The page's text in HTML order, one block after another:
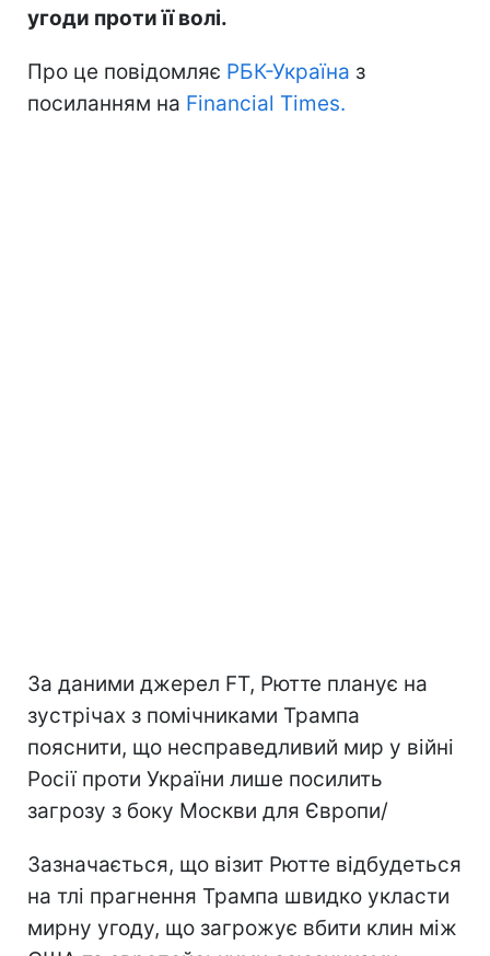
угоди проти її волі.
Про це повідомляє РБК-Україна з
посиланням на Financial Times.
За даними джерел FT, Рютте планує на
зустрічах з помічниками Трампа
пояснити, що несправедливий мир у війні
Росії проти України лише посилить
загрозу з боку Москви для Європи/
Зазначається, що візит Рютте відбудеться
на тлі прагнення Трампа швидко укласти
мирну угоду, що загрожує вбити клин між